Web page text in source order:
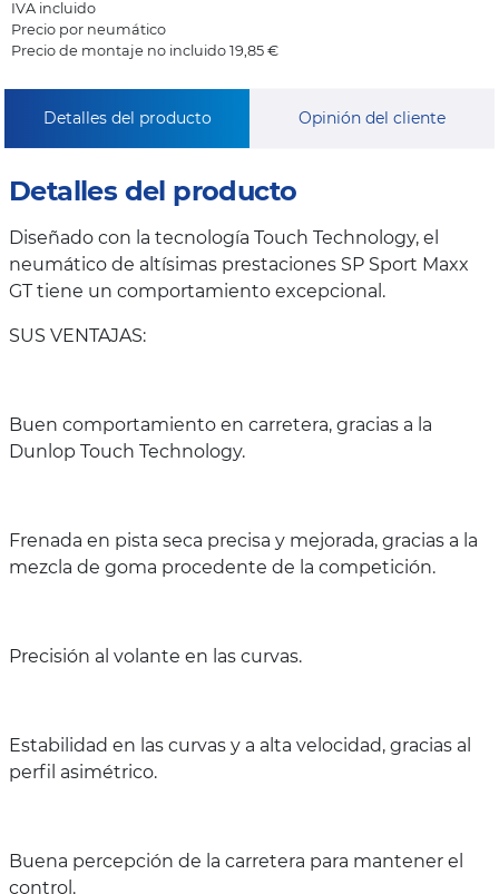
IVA incluido
Precio por neumático
Precio de montaje no incluido 19,85 €
Detalles del producto Opinión del cliente
Detalles del producto
Diseñado con la tecnología Touch Technology, el
neumático de altísimas prestaciones SP Sport Maxx
GT tiene un comportamiento excepcional.
SUS VENTAJAS:
Buen comportamiento en carretera, gracias a la
Dunlop Touch Technology.
Frenada en pista seca precisa y mejorada, gracias a la
mezcla de goma procedente de la competición.
Precisión al volante en las curvas.
Estabilidad en las curvas y a alta velocidad, gracias al
perfil asimétrico.
Buena percepción de la carretera para mantener el
control.